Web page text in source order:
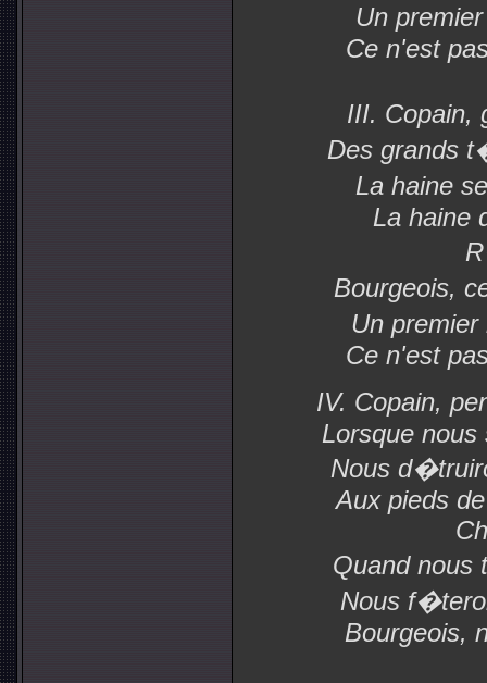
Un
Ce n'est
III. Copain,
Des grands
La haine
La haine
Bourgeois,
Un
Ce n'est
IV. Copain,
Lorsque
Nous
Aux pieds
Quand
Nous
Bourgeois,